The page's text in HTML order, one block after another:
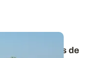
conséquences de